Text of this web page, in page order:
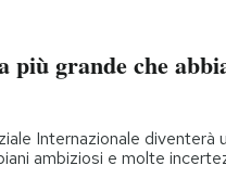
più grande che
Internazionale diventerà
ambiziosi e molte